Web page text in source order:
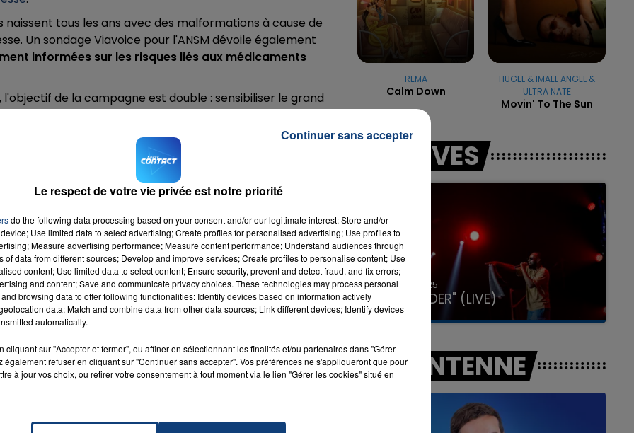
16h00 - 20h00 7h00 - 12h00
LA TEAM DU WEEK-END
tous les ans avec des malformations à cause de
Un sondage Viavoice pour l'ANSM dévoile également
informées sur les risques liés aux médicaments
de la campagne est double : sensibiliser le grand
de santé publique et inciter les femmes au
également quatre règles d'or à respecter pendant la
sage-femme
santé consultés
MORT DU FŒTUS APRÈS LE SIXIÈME
courants sont risqués pour les femmes enceintes et
La prise de ce médicament peut
trimestre de grossesse. Il peut même provoquer la
sur
et
REMA
Calm Down
HUGEL & IMAEL ANGEL &
ULTRA NATE
Movin' To The Sun
LES LIVES
31 janvier 2025
GIMS "SPIDER" (LIVE)
A L'ANTENNE
Le respect de votre vie privée est notre priorité
do the following data processing based on your consent and/or our legitimate interest: Store and/or
Use limited data to select advertising; Create profiles for personalised advertising; Use profiles to
Measure advertising performance; Measure content performance; Understand audiences through
of data from different sources; Develop and improve services; Create profiles to personalise content; Use
content; Use limited data to select content; Ensure security, prevent and detect fraud, and fix errors;
and content; Save and communicate privacy choices. These technologies may process personal
browsing data to offer following functionalities: Identify devices based on information actively
data; Match and combine data from other data sources; Link different devices; Identify devices
automatically.
cliquant sur "Accepter et fermer", ou affiner en sélectionnant les finalités et/ou partenaires dans "Gérer
également refuser en cliquant sur "Continuer sans accepter". Vos préférences ne s'appliqueront que pour
à jour vos choix, ou retirer votre consentement à tout moment via le lien "Gérer les cookies" situé en
Continuer sans accepter